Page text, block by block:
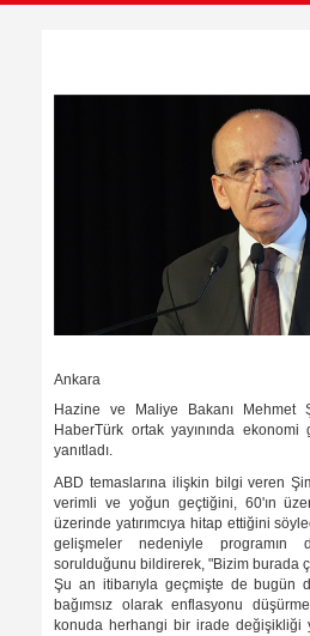
Ankara
Hazine ve Maliye Bakanı Mehmet
HaberTürk ortak yayınında
yanıtladı.
ABD temaslarına ilişkin bilgi veren
verimli ve yoğun geçtiğini, 60'ın
üzerinde yatırımcıya hitap ettiğini
gelişmeler nedeniyle programın
sorulduğunu bildirerek, "Bizim burada
Şu an itibarıyla geçmişte de bugün
bağımsız olarak enflasyonu
konuda herhangi bir irade değişikliği